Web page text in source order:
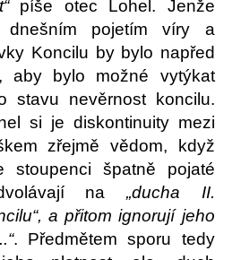
píše otec Lohel. Jenže
pojetím víry a
Koncilu by bylo napřed
aby bylo možné vytýkat
stavu nevěrnost koncilu.
si je diskontinuity mezi
zřejmě vědom, když
stoupenci špatně pojaté
na „ducha II.
a přitom ignorují jeho
. Předmětem sporu tedy